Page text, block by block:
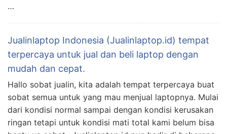
…
Jualinlaptop Indonesia (Jualinlaptop.id) tempat
terpercaya untuk jual dan beli laptop dengan
mudah dan cepat.
Hallo sobat jualin, kita adalah tempat terpercaya buat
sobat semua untuk yang mau menjual laptopnya. Mulai
dari kondisi normal sampai dengan kondisi kerusakan
ringan tetapi untuk kondisi mati total kami belum bisa